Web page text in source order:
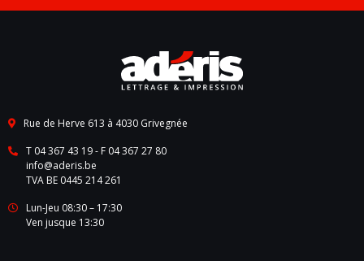
Rue de Herve 613 à 4030 Grivegnée
T 04 367 43 19- F 04 367 27 80
info@aderis.be
TVA BE 0445 214 261
Lun-Jeu 08:30 – 17:30
Ven jusque 13:30